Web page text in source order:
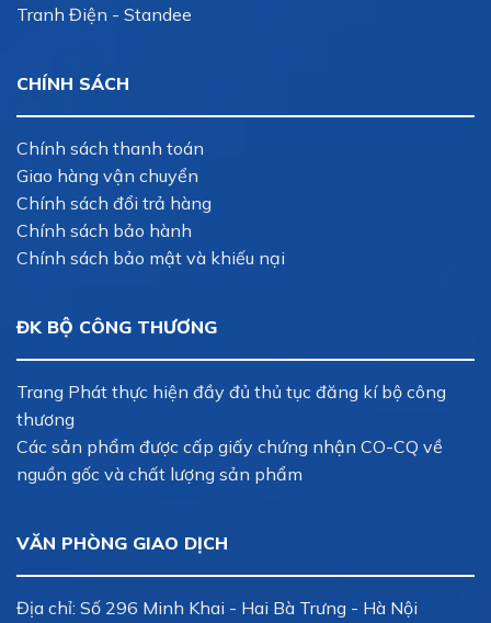
Tranh Điện - Standee
CHÍNH SÁCH
Chính sách thanh toán
Giao hàng vận chuyển
Chính sách đổi trả hàng
Chính sách bảo hành
Chính sách bảo mật và khiếu nại
ĐK BỘ CÔNG THƯƠNG
Trang Phát thực hiện đầy đủ thủ tục đăng kí bộ công
thương
Các sản phẩm được cấp giấy chứng nhận CO-CQ về
nguồn gốc và chất lượng sản phẩm
VĂN PHÒNG GIAO DỊCH
Địa chỉ: Số 296 Minh Khai - Hai Bà Trưng - Hà Nội